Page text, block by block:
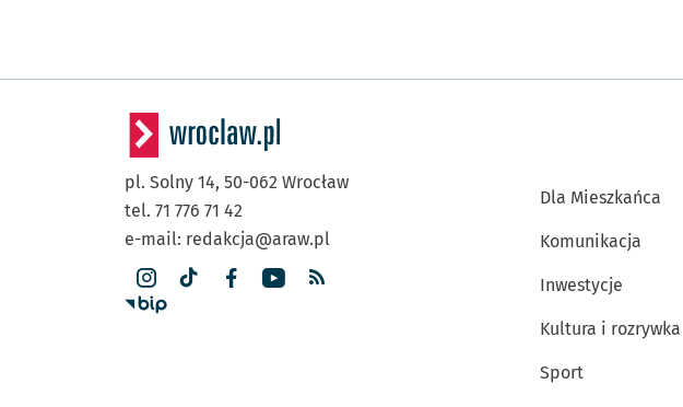
pl. Solny 14, 50-062 Wrocław
tel. 71 776 71 42
e-mail: redakcja@araw.pl
Dla Mieszkańca
Komunikacja
Inwestycje
Kultura i rozrywka
Sport